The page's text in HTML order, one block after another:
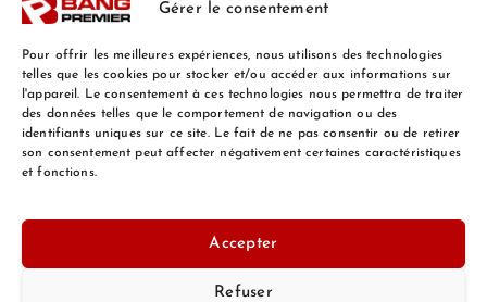
Gérer le consentement
Pour offrir les meilleures expériences, nous utilisons des technologies
telles que les cookies pour stocker et/ou accéder aux informations sur
l'appareil. Le consentement à ces technologies nous permettra de traiter
des données telles que le comportement de navigation ou des
identifiants uniques sur ce site. Le fait de ne pas consentir ou de retirer
son consentement peut affecter négativement certaines caractéristiques
et fonctions.
Accepter
Refuser
Mentions Légales